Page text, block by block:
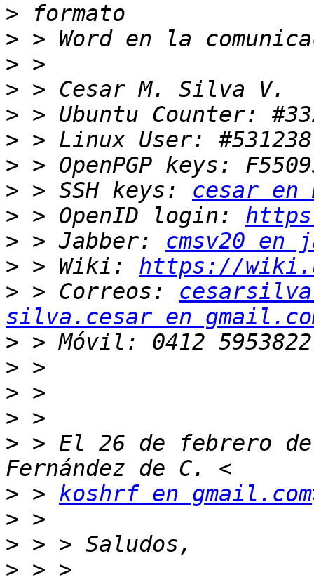
>
>
>
>
>
>
>
> > SSH keys: cesar en
> > OpenID login:
> > Jabber: cmsv20 en
> > Wiki: https://
> > Correos:
silva.cesar en
>
>
>
>
> > El 26 de febrero
> > koshrf en gmail.com
>
>
>